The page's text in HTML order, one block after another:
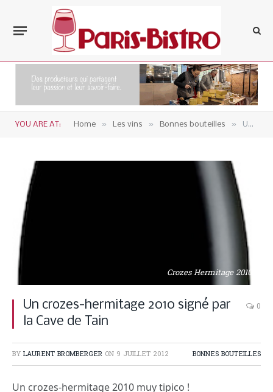
YOU ARE AT: Home » Les vins » Bonnes bouteilles » Un crozes-hermitage 2010 signé par la Cave de Tain
Crozes Hermitage 2010
Un crozes-hermitage 2010 signé par
la Cave de Tain
0
BY LAURENT BROMBERGER ON 9 JUILLET 2012 BONNES BOUTEILLES
Un crozes-hermitage 2010 muy tipico !